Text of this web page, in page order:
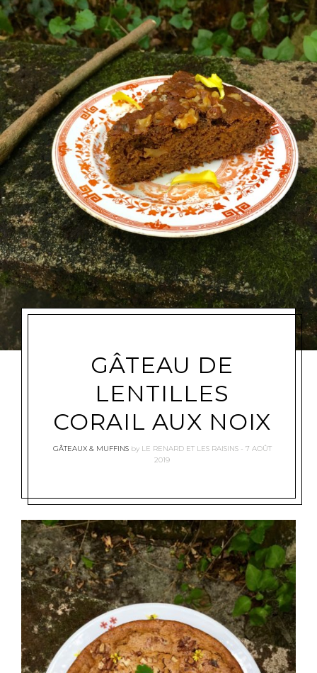
GÂTEAU DE
LENTILLES
CORAIL AUX NOIX
GÂTEAUX & MUFFINS by LE RENARD ET LES RAISINS
7 AOÛT
2019